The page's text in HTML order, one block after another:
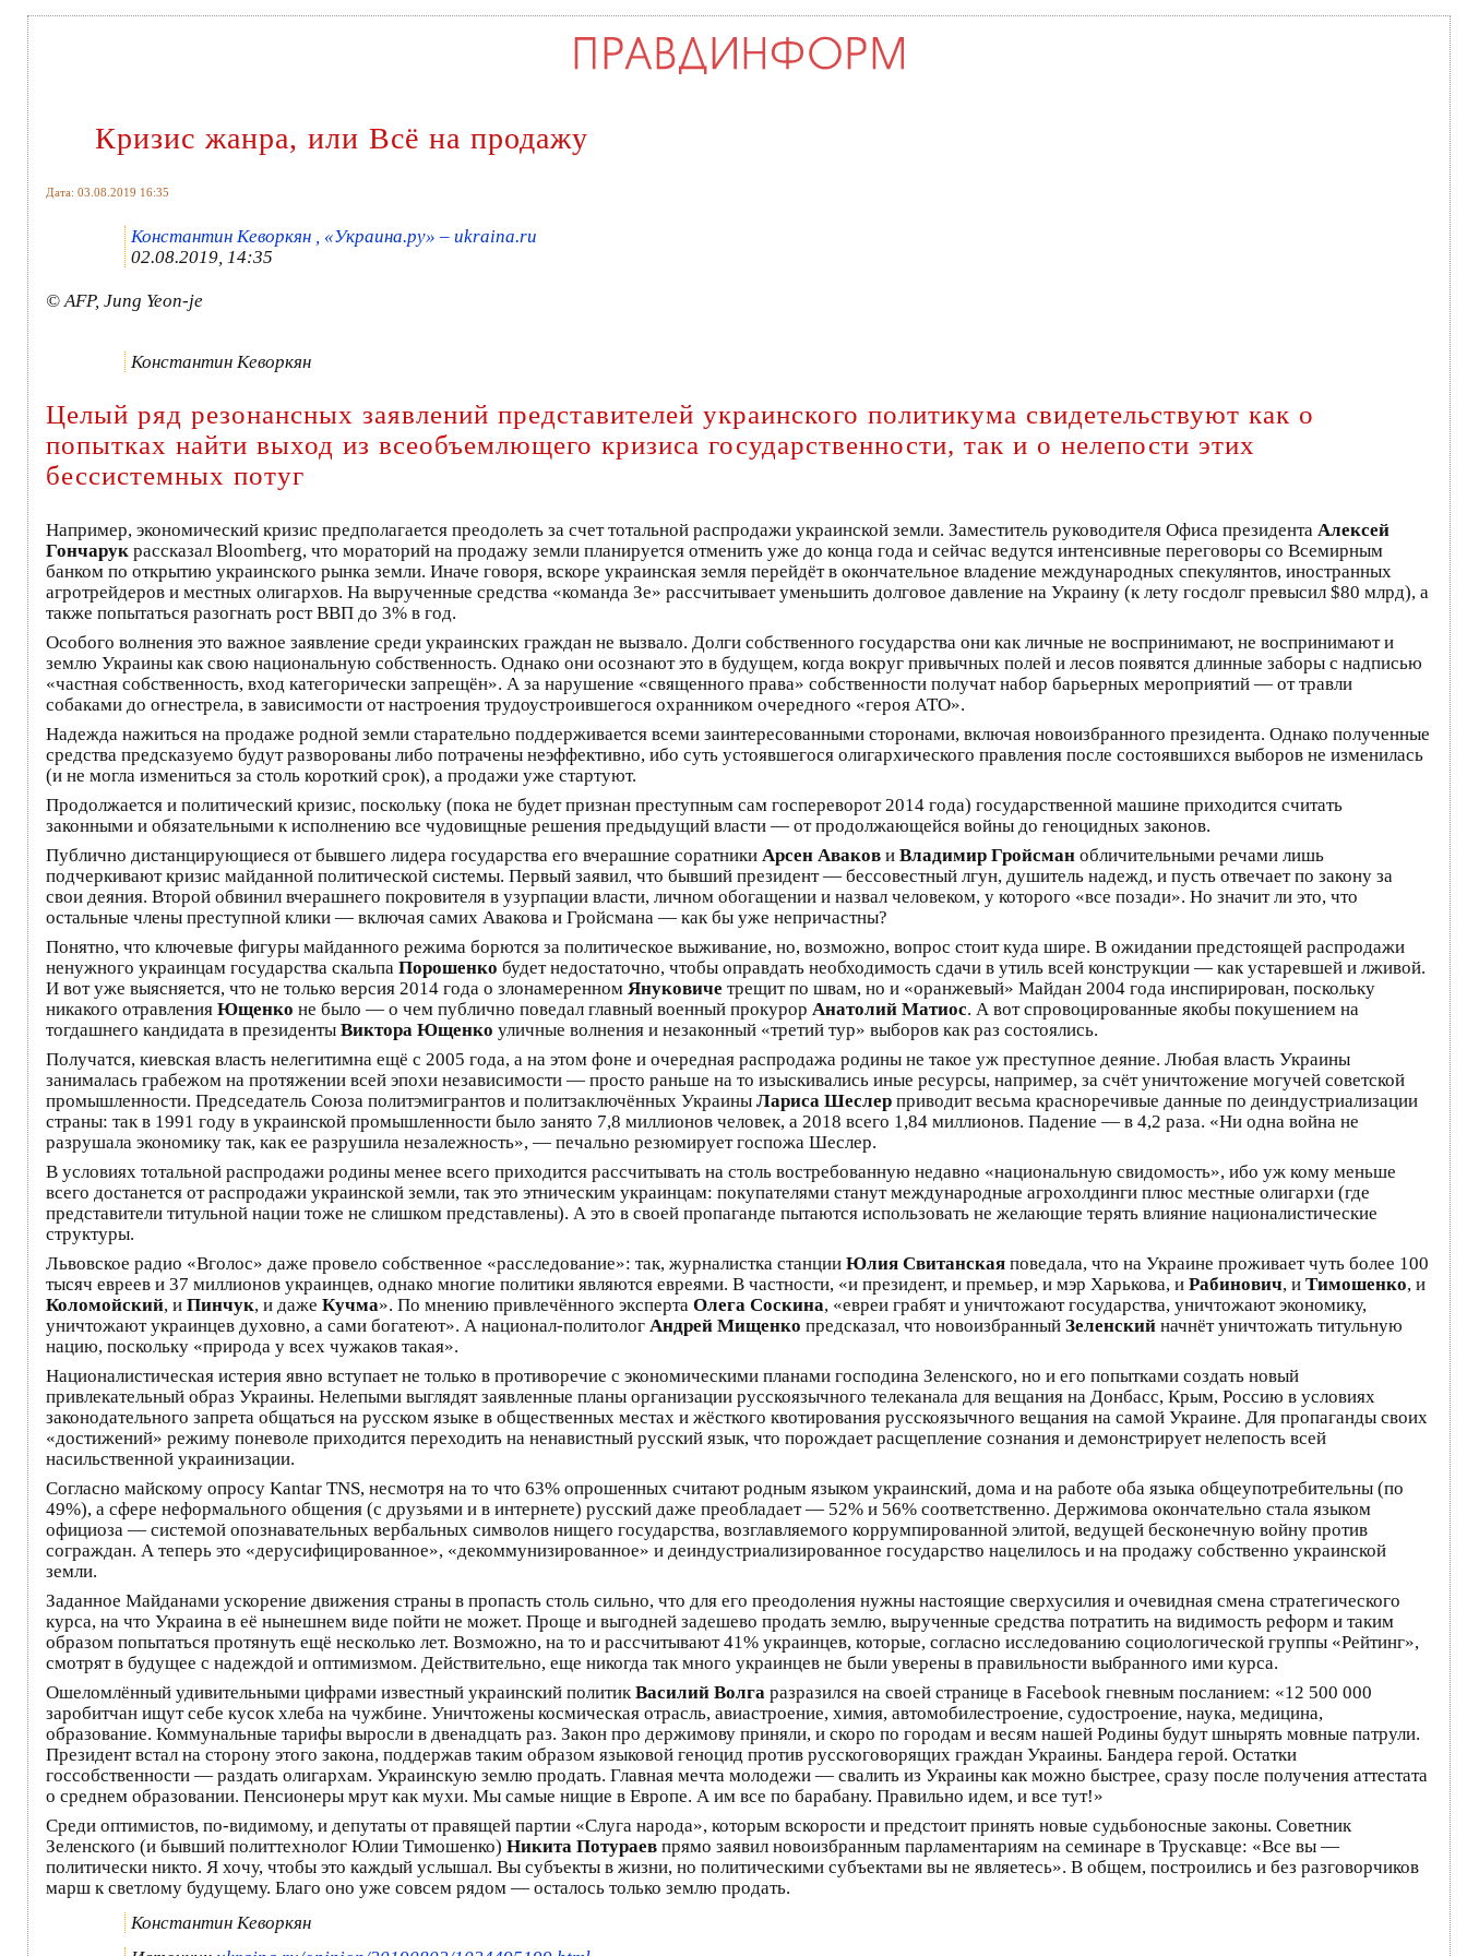
Кризис жанра, или Всё на продажу
Дата: 03.08.2019 16:35
Константин Кеворкян , «Украина.ру» – ukraina.ru
02.08.2019, 14:35
© AFP, Jung Yeon-je
Константин Кеворкян
Целый ряд резонансных заявлений представителей украинского политикума свидетельствуют как о
попытках найти выход из всеобъемлющего кризиса государственности, так и о нелепости этих
бессистемных потуг
Например, экономический кризис предполагается преодолеть за счет тотальной распродажи украинской земли. Заместитель руководителя Офиса президента Алексей
Гончарук рассказал Bloomberg, что мораторий на продажу земли планируется отменить уже до конца года и сейчас ведутся интенсивные переговоры со Всемирным
банком по открытию украинского рынка земли. Иначе говоря, вскоре украинская земля перейдёт в окончательное владение международных спекулянтов, иностранных
агротрейдеров и местных олигархов. На вырученные средства «команда Зе» рассчитывает уменьшить долговое давление на Украину (к лету госдолг превысил $80 млрд), а
также попытаться разогнать рост ВВП до 3% в год.
Особого волнения это важное заявление среди украинских граждан не вызвало. Долги собственного государства они как личные не воспринимают, не воспринимают и
землю Украины как свою национальную собственность. Однако они осознают это в будущем, когда вокруг привычных полей и лесов появятся длинные заборы с надписью
«частная собственность, вход категорически запрещён». А за нарушение «священного права» собственности получат набор барьерных мероприятий — от травли
собаками до огнестрела, в зависимости от настроения трудоустроившегося охранником очередного «героя АТО».
Надежда нажиться на продаже родной земли старательно поддерживается всеми заинтересованными сторонами, включая новоизбранного президента. Однако полученные
средства предсказуемо будут разворованы либо потрачены неэффективно, ибо суть устоявшегося олигархического правления после состоявшихся выборов не изменилась
(и не могла измениться за столь короткий срок), а продажи уже стартуют.
Продолжается и политический кризис, поскольку (пока не будет признан преступным сам госпереворот 2014 года) государственной машине приходится считать
законными и обязательными к исполнению все чудовищные решения предыдущий власти — от продолжающейся войны до геноцидных законов.
Публично дистанцирующиеся от бывшего лидера государства его вчерашние соратники Арсен Аваков и Владимир Гройсман обличительными речами лишь
подчеркивают кризис майданной политической системы. Первый заявил, что бывший президент — бессовестный лгун, душитель надежд, и пусть отвечает по закону за
свои деяния. Второй обвинил вчерашнего покровителя в узурпации власти, личном обогащении и назвал человеком, у которого «все позади». Но значит ли это, что
остальные члены преступной клики — включая самих Авакова и Гройсмана — как бы уже непричастны?
Понятно, что ключевые фигуры майданного режима борются за политическое выживание, но, возможно, вопрос стоит куда шире. В ожидании предстоящей распродажи
ненужного украинцам государства скальпа Порошенко будет недостаточно, чтобы оправдать необходимость сдачи в утиль всей конструкции — как устаревшей и лживой.
И вот уже выясняется, что не только версия 2014 года о злонамеренном Януковиче трещит по швам, но и «оранжевый» Майдан 2004 года инспирирован, поскольку
никакого отравления Ющенко не было — о чем публично поведал главный военный прокурор Анатолий Матиос. А вот спровоцированные якобы покушением на
тогдашнего кандидата в президенты Виктора Ющенко уличные волнения и незаконный «третий тур» выборов как раз состоялись.
Получатся, киевская власть нелегитимна ещё с 2005 года, а на этом фоне и очередная распродажа родины не такое уж преступное деяние. Любая власть Украины
занималась грабежом на протяжении всей эпохи независимости — просто раньше на то изыскивались иные ресурсы, например, за счёт уничтожение могучей советской
промышленности. Председатель Союза политэмигрантов и политзаключённых Украины Лариса Шеслер приводит весьма красноречивые данные по деиндустриализации
страны: так в 1991 году в украинской промышленности было занято 7,8 миллионов человек, а 2018 всего 1,84 миллионов. Падение — в 4,2 раза. «Ни одна война не
разрушала экономику так, как ее разрушила незалежность», — печально резюмирует госпожа Шеслер.
В условиях тотальной распродажи родины менее всего приходится рассчитывать на столь востребованную недавно «национальную свидомость», ибо уж кому меньше
всего достанется от распродажи украинской земли, так это этническим украинцам: покупателями станут международные агрохолдинги плюс местные олигархи (где
представители титульной нации тоже не слишком представлены). А это в своей пропаганде пытаются использовать не желающие терять влияние националистические
структуры.
Львовское радио «Вголос» даже провело собственное «расследование»: так, журналистка станции Юлия Свитанская поведала, что на Украине проживает чуть более 100
тысяч евреев и 37 миллионов украинцев, однако многие политики являются евреями. В частности, «и президент, и премьер, и мэр Харькова, и Рабинович, и Тимошенко, и
Коломойский, и Пинчук, и даже Кучма». По мнению привлечённого эксперта Олега Соскина, «евреи грабят и уничтожают государства, уничтожают экономику,
уничтожают украинцев духовно, а сами богатеют». А национал-политолог Андрей Мищенко предсказал, что новоизбранный Зеленский начнёт уничтожать титульную
нацию, поскольку «природа у всех чужаков такая».
Националистическая истерия явно вступает не только в противоречие с экономическими планами господина Зеленского, но и его попытками создать новый
привлекательный образ Украины. Нелепыми выглядят заявленные планы организации русскоязычного телеканала для вещания на Донбасс, Крым, Россию в условиях
законодательного запрета общаться на русском языке в общественных местах и жёсткого квотирования русскоязычного вещания на самой Украине. Для пропаганды своих
«достижений» режиму поневоле приходится переходить на ненавистный русский язык, что порождает расщепление сознания и демонстрирует нелепость всей
насильственной украинизации.
Согласно майскому опросу Kantar TNS, несмотря на то что 63% опрошенных считают родным языком украинский, дома и на работе оба языка общеупотребительны (по
49%), а сфере неформального общения (с друзьями и в интернете) русский даже преобладает — 52% и 56% соответственно. Держимова окончательно стала языком
официоза — системой опознавательных вербальных символов нищего государства, возглавляемого коррумпированной элитой, ведущей бесконечную войну против
сограждан. А теперь это «дерусифицированное», «декоммунизированное» и деиндустриализированное государство нацелилось и на продажу собственно украинской
земли.
Заданное Майданами ускорение движения страны в пропасть столь сильно, что для его преодоления нужны настоящие сверхусилия и очевидная смена стратегического
курса, на что Украина в её нынешнем виде пойти не может. Проще и выгодней задешево продать землю, вырученные средства потратить на видимость реформ и таким
образом попытаться протянуть ещё несколько лет. Возможно, на то и рассчитывают 41% украинцев, которые, согласно исследованию социологической группы «Рейтинг»,
смотрят в будущее с надеждой и оптимизмом. Действительно, еще никогда так много украинцев не были уверены в правильности выбранного ими курса.
Ошеломлённый удивительными цифрами известный украинский политикВасилий Волга разразился на своей странице в Facebook гневным посланием: «12 500 000
заробитчан ищут себе кусок хлеба на чужбине. Уничтожены космическая отрасль, авиастроение, химия, автомобилестроение, судостроение, наука, медицина,
образование. Коммунальные тарифы выросли в двенадцать раз. Закон про держимову приняли, и скоро по городам и весям нашей Родины будут шнырять мовные патрули.
Президент встал на сторону этого закона, поддержав таким образом языковой геноцид против русскоговорящих граждан Украины. Бандера герой. Остатки
госсобственности — раздать олигархам. Украинскую землю продать. Главная мечта молодежи — свалить из Украины как можно быстрее, сразу после получения аттестата
о среднем образовании. Пенсионеры мрут как мухи. Мы самые нищие в Европе. А им все по барабану. Правильно идем, и все тут!»
Среди оптимистов, по-видимому, и депутаты от правящей партии «Слуга народа», которым вскорости и предстоит принять новые судьбоносные законы. Советник
Зеленского (и бывший политтехнолог Юлии Тимошенко) Никита Потураев прямо заявил новоизбранным парламентариям на семинаре в Трускавце: «Все вы —
политически никто. Я хочу, чтобы это каждый услышал. Вы субъекты в жизни, но политическими субъектами вы не являетесь». В общем, построились и без разговорчиков
марш к светлому будущему. Благо оно уже совсем рядом — осталось только землю продать.
Константин Кеворкян